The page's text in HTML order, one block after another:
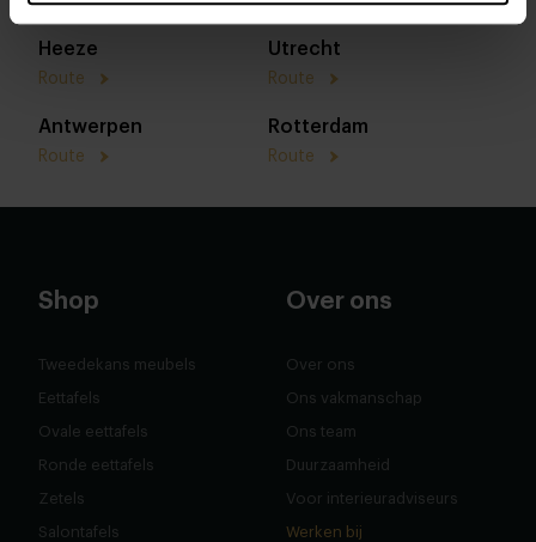
Heeze
Route
Utrecht
Route
Antwerpen
Route
Rotterdam
Route
Shop
Tweedekans meubels
Eettafels
Ovale eettafels
Ronde eettafels
Zetels
Salontafels
Over ons
Over ons
Ons vakmanschap
Ons team
Duurzaamheid
Voor interieuradviseurs
Werken bij